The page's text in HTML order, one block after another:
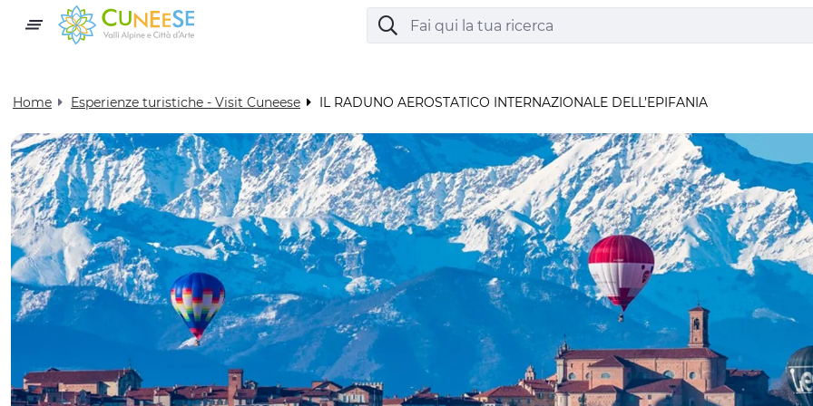
Home Esperienze turistiche - Visit Cuneese IL RADUNO AEROSTATICO INTERNAZIONALE DELL’EPIFANIA